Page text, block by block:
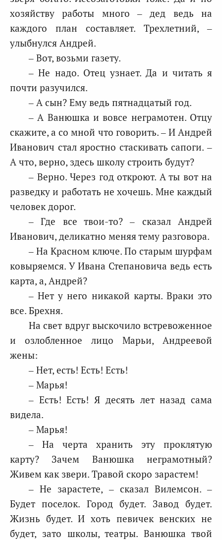
хозяйству работы много – дед ведь на
каждого план составляет. Трехлетний, –
улыбнулся Андрей.
– Вот, возьми газету.
– Не надо. Отец узнает. Да и читать я
почти разучился.
– А сын? Ему ведь пятнадцатый год.
– А Ванюшка и вовсе неграмотен. Отцу
скажите, а со мной что говорить. – И Андрей
Иванович стал яростно стаскивать сапоги. –
А что, верно, здесь школу строить будут?
– Верно. Через год откроют. А ты вот на
разведку и работать не хочешь. Мне каждый
человек дорог.
– Где все твои-то? – сказал Андрей
Иванович, деликатно меняя тему разговора.
– На Красном ключе. По старым шурфам
ковыряемся. У Ивана Степановича ведь есть
карта, а, Андрей?
– Нет у него никакой карты. Враки это
все. Брехня.
На свет вдруг выскочило встревоженное
и озлобленное лицо Марьи, Андреевой
жены:
– Нет, есть! Есть! Есть!
– Марья!
– Есть! Есть! Я десять лет назад сама
видела.
– Марья!
– На черта хранить эту проклятую
карту? Зачем Ванюшка неграмотный?
Живем как звери. Травой скоро зарастем!
– Не зарастете, – сказал Вилемсон. –
Будет поселок. Город будет. Завод будет.
Жизнь будет. И хоть певичек венских не
будет, зато школы, театры. Ванюшка твой